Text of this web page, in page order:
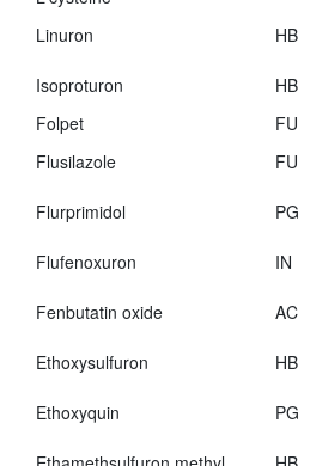
Linuron
HB
Isoproturon
HB
Folpet
FU
Flusilazole
FU
Flurprimidol
PG
Flufenoxuron
IN
Fenbutatin oxide
AC
Ethoxysulfuron
HB
Ethoxyquin
PG